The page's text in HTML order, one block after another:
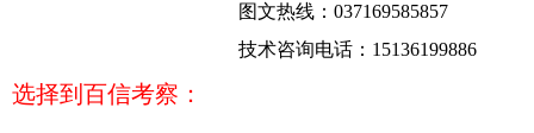
图文热线：037169585857
技术咨询电话：15136199886
选择到百信考察：